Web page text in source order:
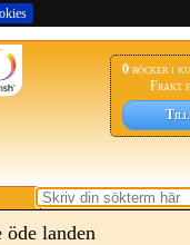
0 böcker i
Frakt
Till
landen